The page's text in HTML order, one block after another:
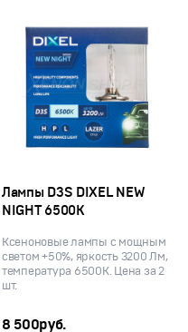
Лампы D3S DIXEL NEW
NIGHT 6500K
Ксеноновые лампы с мощным
светом +50%, яркость 3200 Лм,
температура 6500K. Цена за 2
шт.
8 500руб.